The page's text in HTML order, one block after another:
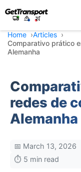
Home
Articles
Comparativo prático
Alemanha
redes de
Alemanha
📅 March 13, 2026
⏱️ 5 min read